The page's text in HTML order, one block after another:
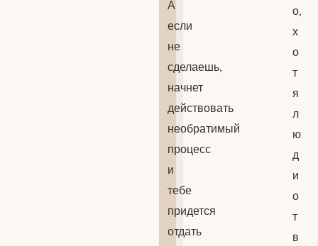
А
если
не
сделаешь,
начнет
действовать
необратимый
процесс
и
тебе
придется
отдать
о,
х
о
т
я
л
ю
д
и
о
т
в